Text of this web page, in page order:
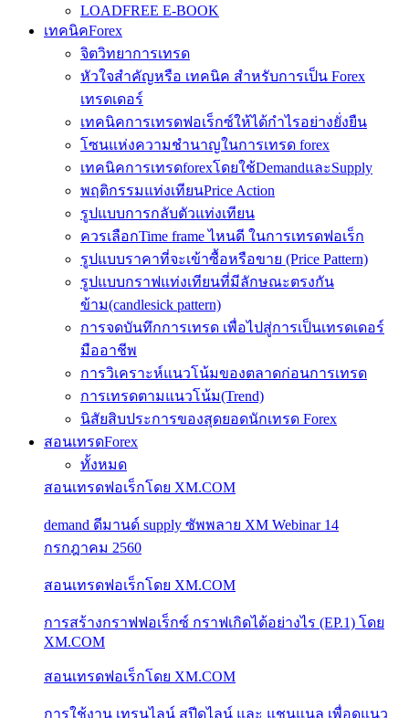
LOADFREE E-BOOK
เทคนิคForex
จิตวิทยาการเทรด
หัวใจสำคัญหรือ เทคนิค สำหรับการเป็น Forex
เทรดเดอร์
เทคนิคการเทรดฟอเร็กซ์ให้ได้กำไรอย่างยั่งยืน
โซนแห่งความชำนาญในการเทรด forex
เทคนิคการเทรดforexโดยใช้DemandและSupply
พฤติกรรมแท่งเทียนPrice Action
รูปแบบการกลับตัวแท่งเทียน
ควรเลือกTime frame ไหนดี ในการเทรดฟอเร็ก
รูปแบบราคาที่จะเข้าซื้อหรือขาย (Price Pattern)
รูปแบบกราฟแท่งเทียนที่มีลักษณะตรงกัน
ข้าม(candlesick pattern)
การจดบันทึกการเทรด เพื่อไปสู่การเป็นเทรดเดอร์
มืออาชีพ
การวิเคราะห์แนวโน้มของตลาดก่อนการเทรด
การเทรดตามแนวโน้ม(Trend)
นิสัยสิบประการของสุดยอดนักเทรด Forex
สอนเทรดForex
ทั้งหมด
สอนเทรดฟอเร็กโดย XM.COM
demand ดีมานด์ supply ซัพพลาย XM Webinar 14
กรกฎาคม 2560
สอนเทรดฟอเร็กโดย XM.COM
การสร้างกราฟฟอเร็กซ์ กราฟเกิดได้อย่างไร (EP.1) โดย
XM.COM
สอนเทรดฟอเร็กโดย XM.COM
การใช้งาน เทรนไลน์ สปีดไลน์ และ แชนแนล เพื่อดูแนว